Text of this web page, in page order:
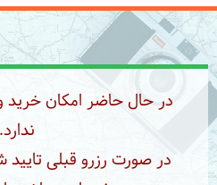
تا ظهر وقت آزاد برای
خواهید داشت، بعد
می‌کنیم و به سوی
زیبای تامیل داشته
در حال حاضر امکان خرید
ندارد.
در صورت رزرو قبلی تایید